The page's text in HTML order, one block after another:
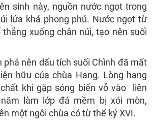
sinh này, nguồn nước ngọt trong
lửa khá phong phú. Nước ngọt từ
xuống chân núi, tạo nên suối
phá nên dấu tích suối Chình đã mất
hữu của chùa Hang. Lòng hang
khi gặp sóng biển vỗ vào liên
làm lớp đá mềm bị xói mòn,
một ngôi chùa có từ thế kỷ XVI.